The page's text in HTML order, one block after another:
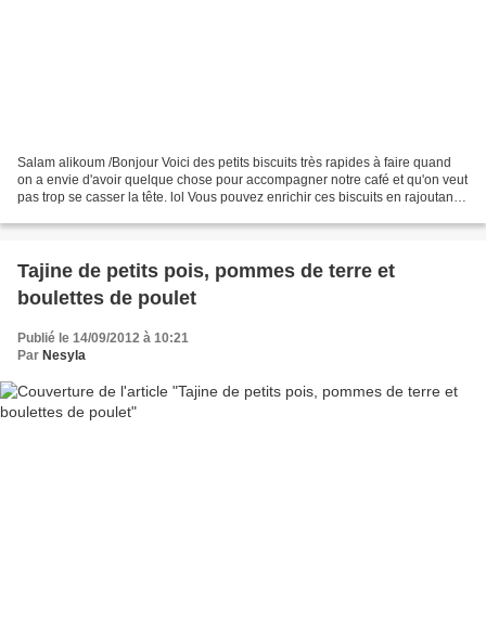
Salam alikoum /Bonjour Voici des petits biscuits très rapides à faire quand
on a envie d'avoir quelque chose pour accompagner notre café et qu'on veut
pas trop se casser la tête. lol Vous pouvez enrichir ces biscuits en rajoutant
Tajine de petits pois, pommes de terre et
boulettes de poulet
Publié le 14/09/2012 à 10:21
Par Nesyla